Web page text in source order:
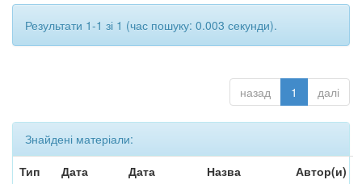
Результати 1-1 зі 1 (час пошуку: 0.003 секунди).
назад 1 далі
Знайдені матеріали:
Тип
Дата
Дата
Назва Автор(и)